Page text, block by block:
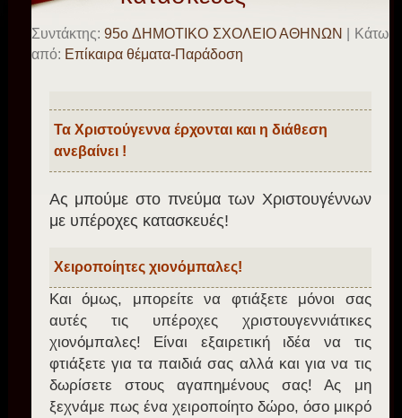
Συντάκτης: 95o ΔΗΜΟΤΙΚΟ ΣΧΟΛΕΙΟ ΑΘΗΝΩΝ
| Κάτω
από: Επίκαιρα θέματα-Παράδοση
Τα Χριστούγεννα έρχονται και η διάθεση
ανεβαίνει !
Ας μπούμε στο πνεύμα των Χριστουγέννων
με υπέροχες κατασκευές!
Χειροποίητες χιονόμπαλες!
Και όμως, μπορείτε να φτιάξετε μόνοι σας
αυτές τις υπέροχες χριστουγεννιάτικες
χιονόμπαλες! Είναι εξαιρετική ιδέα να τις
φτιάξετε για τα παιδιά σας αλλά και για να τις
δωρίσετε στους αγαπημένους σας! Ας μη
ξεχνάμε πως ένα χειροποίητο δώρο, όσο μικρό